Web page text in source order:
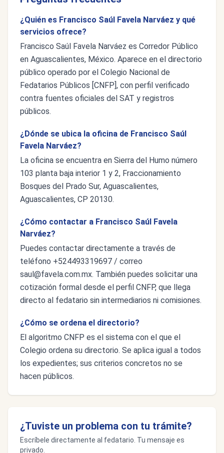
¿Quién es Francisco Saúl Favela Narváez y qué
servicios ofrece?
Francisco Saúl Favela Narváez es Corredor Público
en Aguascalientes, México. Aparece en el directorio
público operado por el Colegio Nacional de
Fedatarios Públicos [CNFP], con perfil verificado
contra fuentes oficiales del SAT y registros
públicos.
¿Dónde se ubica la oficina de Francisco Saúl
Favela Narváez?
La oficina se encuentra en Sierra del Humo número
103 planta baja interior 1 y 2, Fraccionamiento
Bosques del Prado Sur, Aguascalientes,
Aguascalientes, CP 20130.
¿Cómo contactar a Francisco Saúl Favela
Narváez?
Puedes contactar directamente a través de
teléfono +524493319697 / correo
saul@favela.com.mx. También puedes solicitar una
cotización formal desde el perfil CNFP, que llega
directo al fedatario sin intermediarios ni comisiones.
¿Cómo se ordena el directorio?
El algoritmo CNFP es el sistema con el que el
Colegio ordena su directorio. Se aplica igual a todos
los expedientes; sus criterios concretos no se
hacen públicos.
¿Tuviste un problema con tu trámite?
Escríbele directamente al fedatario. Tu mensaje es
privado.